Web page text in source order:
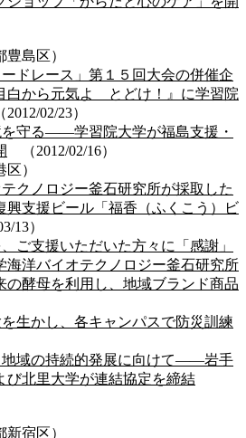
島区）
ドレース」第１５回大会の併催企
から元気よ とどけ！』に学習院
02/23）
守る――学習院大学が福島支援・
（2012/02/16）
区）
クノロジー釜石研究所が採取した
興支援ビール「福香（ふくこう）ビ
13）
ご支援いただいた方々に「感謝」
洋バイオテクノロジー釜石研究所
の酵母を利用し、地域ブランド商品
生かし、各キャンパスで防災訓練
地域の持続的発展に向けて――岩手
び北里大学が連結協定を締結
宿区）